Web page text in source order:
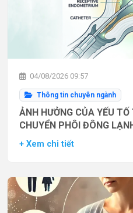
04/08/2026 09:57
Thông tin chuyên ngành
ẢNH HƯỞNG CỦA YẾU
CHUYỂN PHÔI ĐÔNG
+ Xem chi tiết